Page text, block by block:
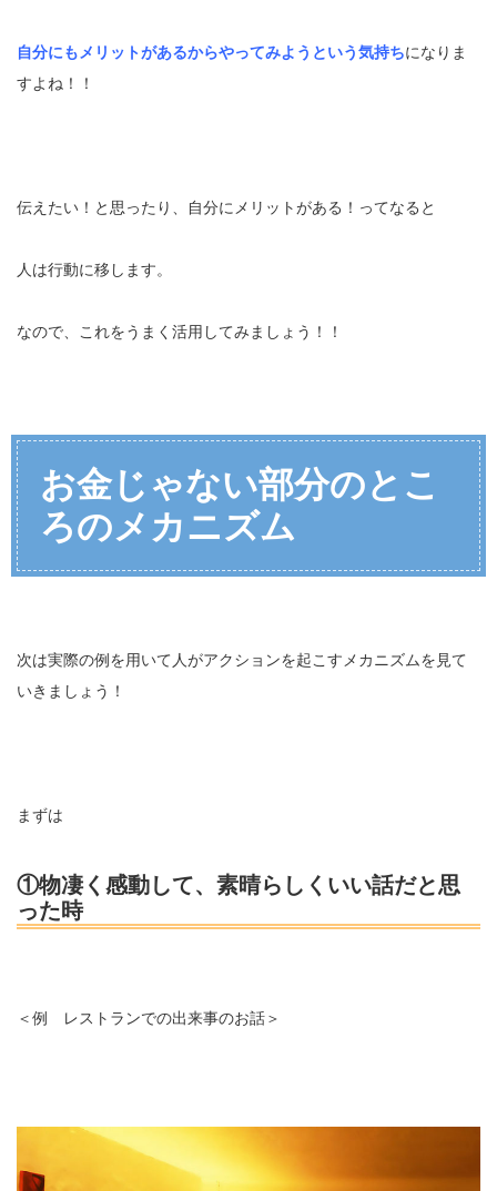
自分にもメリットがあるからやってみようという気持ちになりま
すよね！！
伝えたい！と思ったり、自分にメリットがある！ってなると
人は行動に移します。
なので、これをうまく活用してみましょう！！
お金じゃない部分のとこ
ろのメカニズム
次は実際の例を用いて人がアクションを起こすメカニズムを見て
いきましょう！
まずは
①物凄く感動して、素晴らしくいい話だと思
った時
＜例 レストランでの出来事のお話＞